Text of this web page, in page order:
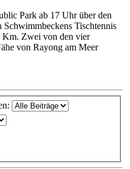
Park ab 17 Uhr über den
Schwimmbeckens Tischtennis
Km. Zwei von den vier
von Rayong am Meer